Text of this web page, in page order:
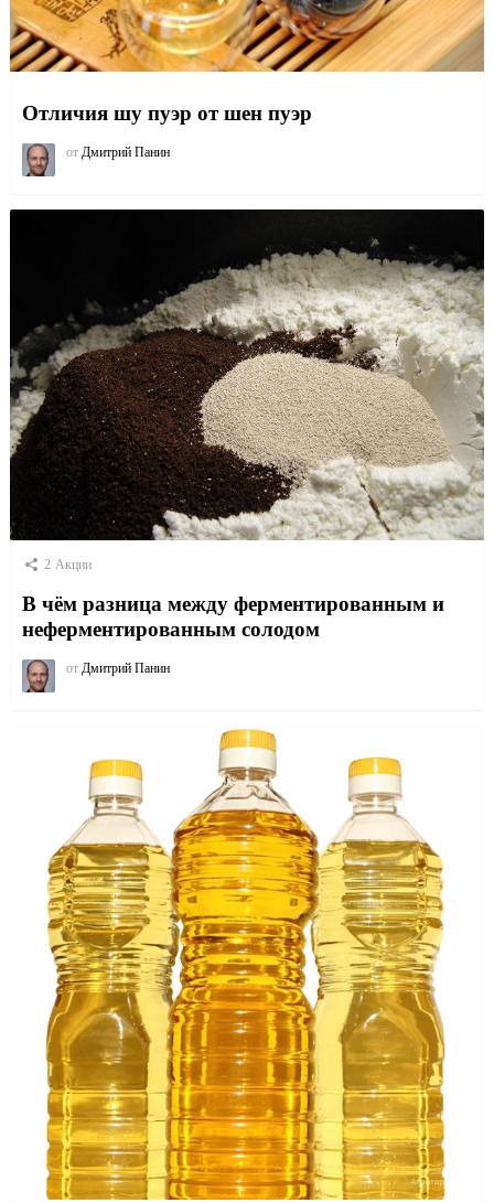
Отличия шу пуэр от шен пуэр
от Дмитрий Панин
2 Акции
В чём разница между ферментированным и
неферментированным солодом
от Дмитрий Панин